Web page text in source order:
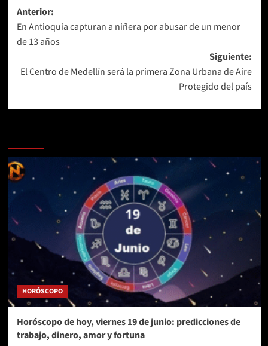
Navegación
de
entradas
Anterior:
En Antioquia capturan a niñera por abusar de un menor
de 13 años
Siguiente:
El Centro de Medellín será la primera Zona Urbana de Aire
Protegido del país
HORÓSCOPO
Horóscopo de hoy, viernes 19 de junio: predicciones de
trabajo, dinero, amor y fortuna